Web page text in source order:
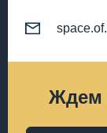
Ждем